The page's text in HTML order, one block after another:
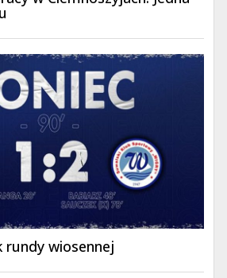
rundy wiosennej